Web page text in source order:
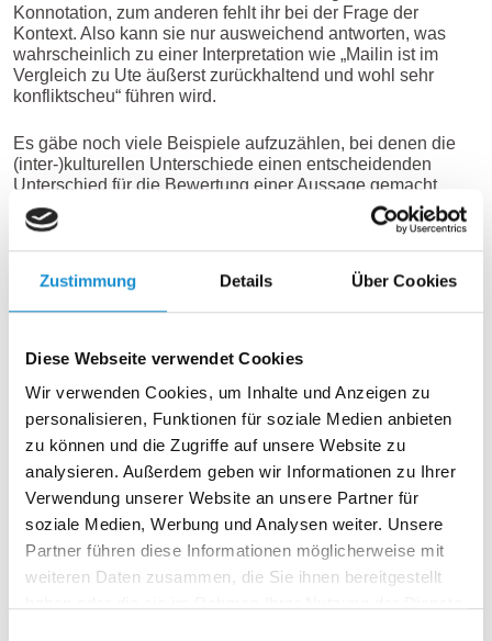
Zustimmung Details Über Cookies
Diese Webseite verwendet Cookies
Wir verwenden Cookies, um Inhalte und Anzeigen zu
personalisieren, Funktionen für soziale Medien anbieten
zu können und die Zugriffe auf unsere Website zu
analysieren. Außerdem geben wir Informationen zu Ihrer
Verwendung unserer Website an unsere Partner für
soziale Medien, Werbung und Analysen weiter. Unsere
Partner führen diese Informationen möglicherweise mit
weiteren Daten zusammen, die Sie ihnen bereitgestellt
Konnotation, zum anderen fehlt ihr bei der Frage der
Kontext. Also kann sie nur ausweichend antworten, was
wahrscheinlich zu einer Interpretation wie „Mailin ist im
Vergleich zu Ute äußerst zurückhaltend und wohl sehr
konfliktscheu“ führen wird.
Es gäbe noch viele Beispiele aufzuzählen, bei denen die
(inter-)kulturellen Unterschiede einen entscheidenden
Unterschied für die Bewertung einer Aussage gemacht
haben.
Sprechen Sie über die „Unwägbarkeiten“ in
Deutschland?
dem Wohnungsmarkt an? Oder erklären Sie der
Bewerberin, wie der Visumsprozess ablaufen wird und wie
lange dieser dauern kann? Reden Sie mit dem Bewerber
über die Lebenshaltungskosten?
Bei deutschen Kandidat*innen sind solche Themen sicher
kein entscheidender Bestandteil eines Job-Interviews. Wir
finden, dass sie bei Interviews mit ‚Internationals‘ ein Muss
sind. Denn es geht um die Klärung von vielleicht falschen
oder unklaren Erwartungen und von Hoffnungen, die mit
einem Job in Deutschland verbunden sind.